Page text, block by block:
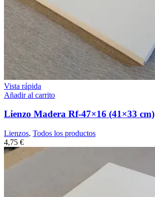
Vista rápida
Añadir al carrito
Lienzo Madera Rf-47×16 (41×33 cm)
Lienzos, Todos los productos
4,75 €